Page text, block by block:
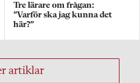
Tre lärare om frågan:
”Varför ska jag kunna det
här?”
artiklar